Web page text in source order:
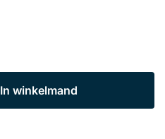
In winkelmand